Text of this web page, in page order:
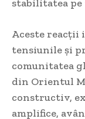
stabilitatea
Aceste reacții
tensiunile și
comunitatea
din Orientul
constructiv,
amplifice,